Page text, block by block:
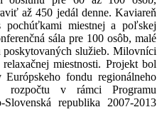
až 450 jedál denne. Kaviareň
miestnej a poľskej
sála pre 100 osôb, malé
služieb. Milovníci
miestnosti. Projekt bol
fondu regionálneho
rozpočtu v rámci Programu
republika 2007-2013